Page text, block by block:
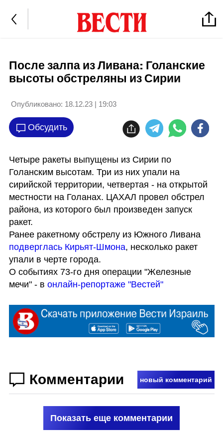
После залпа из Ливана: Голанские
высоты обстреляны из Сирии
Опубликовано: 18.12.23 | 19:03
Обсудить
Четыре ракеты выпущены из Сирии по
Голанским высотам. Три из них упали на
сирийской территории, четвертая - на открытой
местности на Голанах. ЦАХАЛ провел обстрел
района, из которого был произведен запуск
ракет.
Ранее ракетному обстрелу из Южного Ливана
подверглась Кирьят-Шмона, несколько ракет
упали в черте города.
О событиях 73-го дня операции "Железные
мечи" - в онлайн-репортаже "Вестей"
Комментарии новый комментарий
Показать еще комментарии